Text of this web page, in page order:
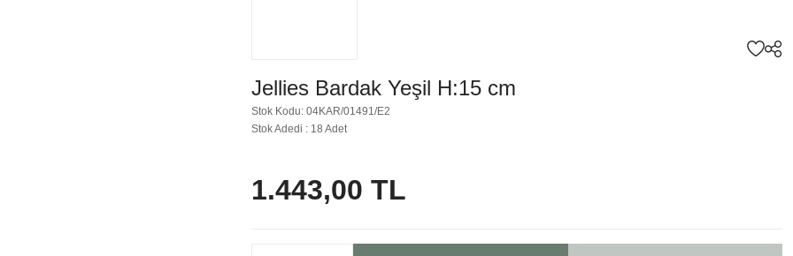
Jellies Bardak Yeşil H:15 cm
Stok Kodu: 04KAR/01491/E2
Stok Adedi : 18 Adet
1.443,00 TL